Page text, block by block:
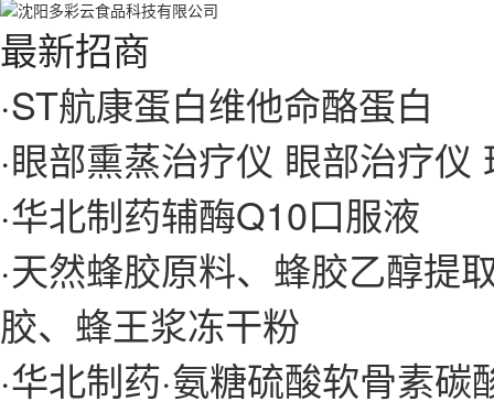
最新招商
·ST航康蛋白维他命酪蛋白
·眼部熏蒸治疗仪 眼部治疗
·华北制药辅酶Q10口服液
·天然蜂胶原料、蜂胶乙醇提
胶、蜂王浆冻干粉
·华北制药·氨糖硫酸软骨素碳